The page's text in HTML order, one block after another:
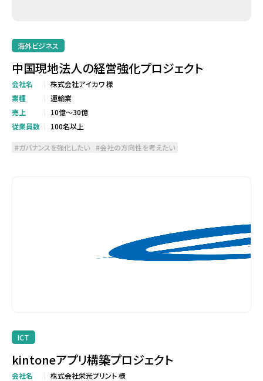
海外ビジネス
中国現地法人の経営強化プロジェクト
会社名
株式会社アイカワ 様
業種
運輸業
売上
10億～30億
従業員数
100名以上
ガバナンスを強化したい 会社の方向性を考えたい
ICT
kintoneアプリ構築プロジェクト
会社名
株式会社栄光プリント 様